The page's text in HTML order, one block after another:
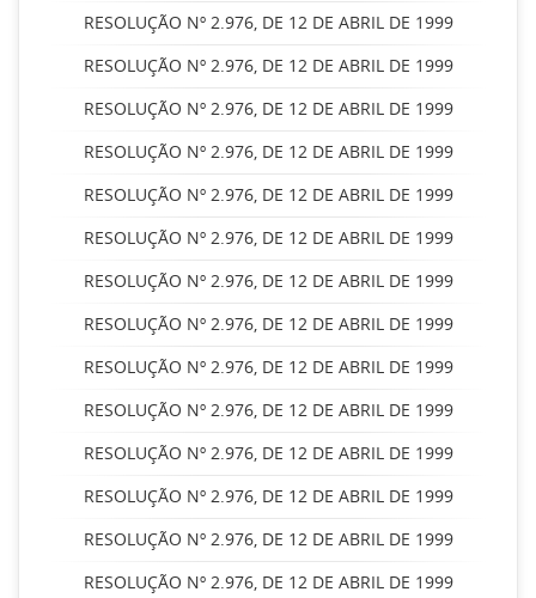
RESOLUÇÃO Nº 2.976, DE 12 DE ABRIL DE 1999
RESOLUÇÃO Nº 2.976, DE 12 DE ABRIL DE 1999
RESOLUÇÃO Nº 2.976, DE 12 DE ABRIL DE 1999
RESOLUÇÃO Nº 2.976, DE 12 DE ABRIL DE 1999
RESOLUÇÃO Nº 2.976, DE 12 DE ABRIL DE 1999
RESOLUÇÃO Nº 2.976, DE 12 DE ABRIL DE 1999
RESOLUÇÃO Nº 2.976, DE 12 DE ABRIL DE 1999
RESOLUÇÃO Nº 2.976, DE 12 DE ABRIL DE 1999
RESOLUÇÃO Nº 2.976, DE 12 DE ABRIL DE 1999
RESOLUÇÃO Nº 2.976, DE 12 DE ABRIL DE 1999
RESOLUÇÃO Nº 2.976, DE 12 DE ABRIL DE 1999
RESOLUÇÃO Nº 2.976, DE 12 DE ABRIL DE 1999
RESOLUÇÃO Nº 2.976, DE 12 DE ABRIL DE 1999
RESOLUÇÃO Nº 2.976, DE 12 DE ABRIL DE 1999